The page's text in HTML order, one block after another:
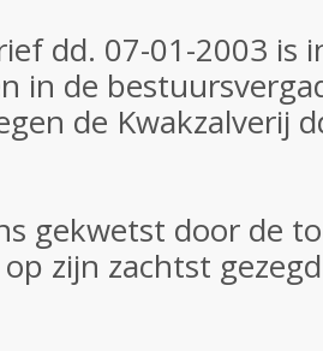
dd. 07-01-2003 is
in de
de Kwakzalverij
gekwetst door de
zijn zachtst